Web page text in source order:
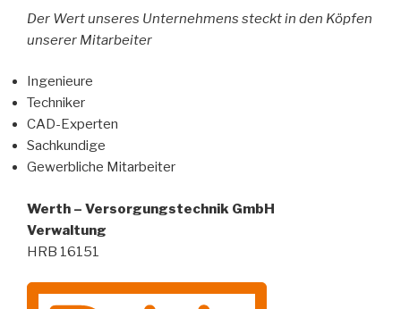
Der Wert unseres Unternehmens stecktin den Köpfen
unserer Mitarbeiter
Ingenieure
Techniker
CAD-Experten
Sachkundige
Gewerbliche Mitarbeiter
Werth – Versorgungstechnik GmbH
Verwaltung
HRB 16151